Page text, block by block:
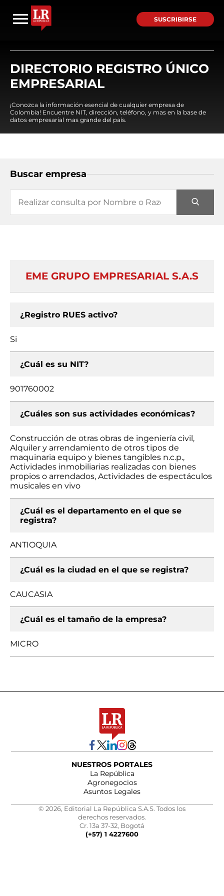
SUSCRIBIRSE
DIRECTORIO REGISTRO ÚNICO
EMPRESARIAL
¡Conozca la información esencial de cualquier empresa de
Colombia! Encuentre NIT, dirección, teléfono, y mas en la base de
datos empresarial mas grande del país.
Buscar empresa
EME GRUPO EMPRESARIAL S.A.S
¿Registro RUES activo?
Si
¿Cuál es su NIT?
901760002
¿Cuáles son sus actividades económicas?
Construcción de otras obras de ingeniería civil,
Alquiler y arrendamiento de otros tipos de
maquinaria equipo y bienes tangibles n.c.p.,
Actividades inmobiliarias realizadas con bienes
propios o arrendados, Actividades de espectáculos
musicales en vivo
¿Cuál es el departamento en el que se
registra?
ANTIOQUIA
¿Cuál es la ciudad en el que se registra?
CAUCASIA
¿Cuál es el tamaño de la empresa?
MICRO
NUESTROS PORTALES
La República
Agronegocios
Asuntos Legales
© 2026, Editorial La República S.A.S. Todos los
derechos reservados.
Cr. 13a 37-32, Bogotá
(+57) 1 4227600